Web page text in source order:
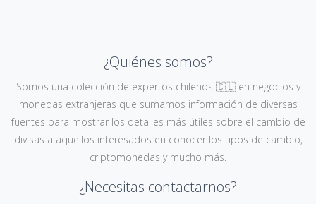
¿Quiénes somos?
Somos una colección de expertos chilenos 🇨🇱 en negocios y
monedas extranjeras que sumamos información de diversas
fuentes para mostrar los detalles más útiles sobre el cambio de
divisas a aquellos interesados en conocer los tipos de cambio,
criptomonedas y mucho más.
¿Necesitas contactarnos?